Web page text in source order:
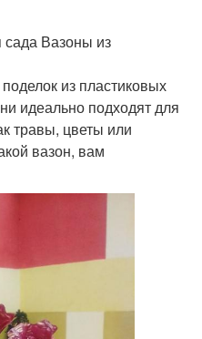
Вазоны из
из пластиковых
идеально подходят для
травы, цветы или
вазон, вам